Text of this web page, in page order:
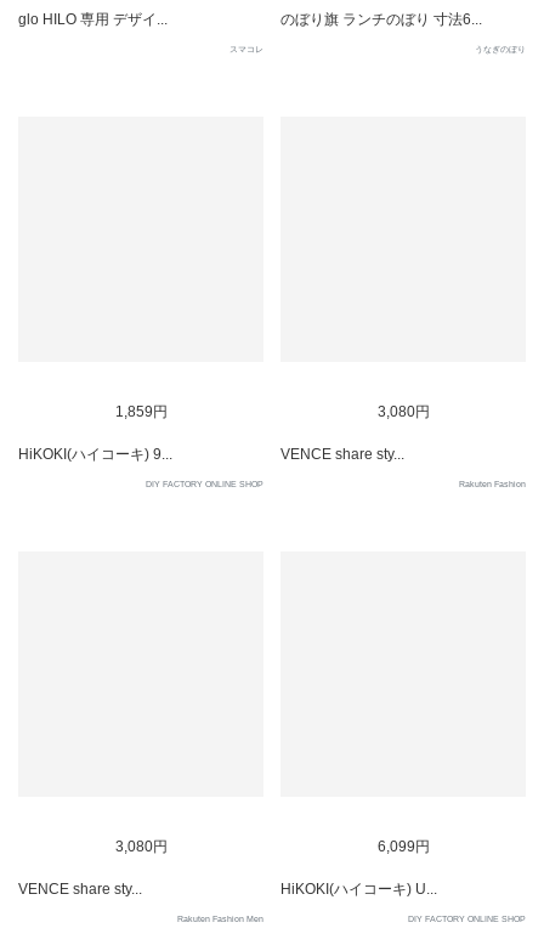
glo HILO 専用 デザイ...
スマコレ
のぼり旗 ランチのぼり 寸法6...
うなぎのぼり
1,859円
HiKOKI(ハイコーキ) 9...
DIY FACTORY ONLINE SHOP
3,080円
VENCE share sty...
Rakuten Fashion
3,080円
VENCE share sty...
Rakuten Fashion Men
6,099円
HiKOKI(ハイコーキ) U...
DIY FACTORY ONLINE SHOP